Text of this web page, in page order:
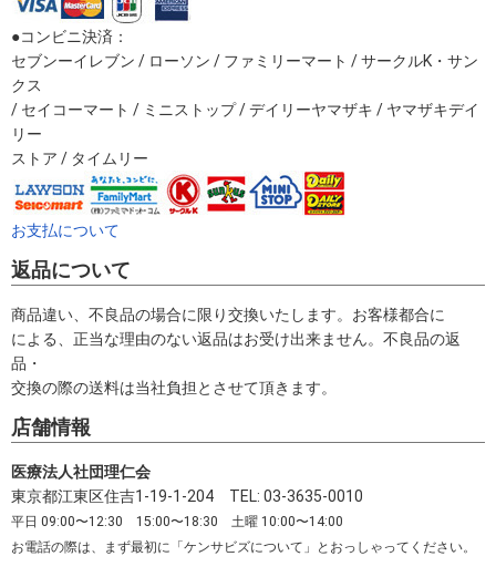
●コンビニ決済：
セブンーイレブン / ローソン / ファミリーマート / サークルK・サン
クス
/ セイコーマート / ミニストップ / デイリーヤマザキ / ヤマザキデイ
リー
ストア / タイムリー
お支払について
返品について
商品違い、不良品の場合に限り交換いたします。お客様都合に
による、正当な理由のない返品はお受け出来ません。不良品の返
品・
交換の際の送料は当社負担とさせて頂きます。
店舗情報
医療法人社団理仁会
東京都江東区住吉1-19-1-204 TEL: 03-3635-0010
平日 09:00〜12:30 15:00〜18:30 土曜 10:00〜14:00
お電話の際は、まず最初に「ケンサビズについて」とおっしゃってください。